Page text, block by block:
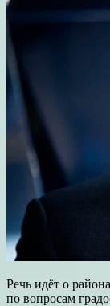
Речь идёт о
по вопросам